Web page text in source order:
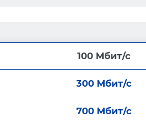
100 Мбит/с
300 Мбит/с
700 Мбит/с